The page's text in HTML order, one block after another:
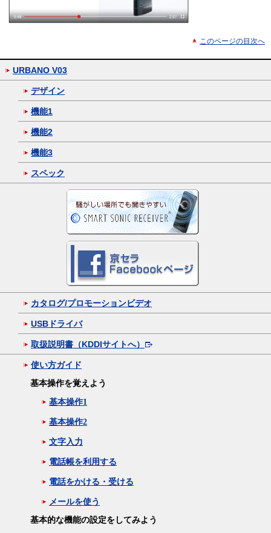
このページの目次へ
URBANO V03
デザイン
機能1
機能2
機能3
スペック
カタログ/プロモーションビデオ
USBドライバ
取扱説明書（KDDIサイトへ）
使い方ガイド
基本操作を覚えよう
基本操作1
基本操作2
文字入力
電話帳を利用する
電話をかける・受ける
メールを使う
基本的な機能の設定をしてみよう